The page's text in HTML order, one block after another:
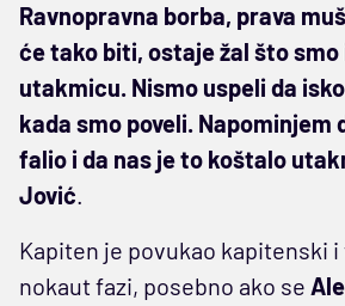
Ravnopravna borba, prava
će tako biti, ostaje žal što smo
utakmicu. Nismo uspeli da
kada smo poveli. Napominjem
falio i da nas je to koštalo
Jović.
Kapiten je povukao kapitenski
nokaut fazi, posebno ako se